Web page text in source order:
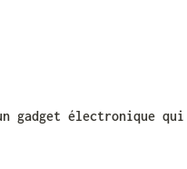
gadget électronique qui